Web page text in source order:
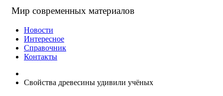
Мир современных материалов
Новости
Интересное
Справочник
Контакты
Свойства древесины удивили учёных